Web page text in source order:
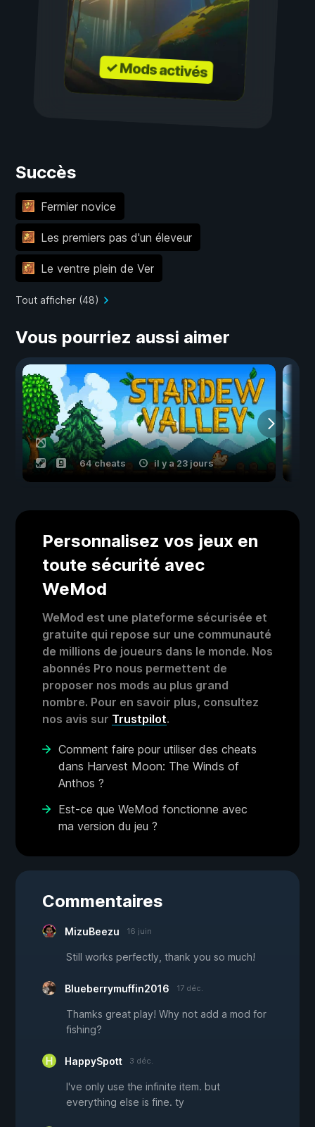
✓ Mods activés
Succès
Fermier novice
Les premiers pas d'un éleveur
Le ventre plein de Ver
Tout afficher (48)
Vous pourriez aussi aimer
64 cheats il y a 23 jours
Personnalisez vos jeux en
toute sécurité avec
WeMod
WeMod est une plateforme sécurisée et
gratuite qui repose sur une communauté
de millions de joueurs dans le monde. Nos
abonnés Pro nous permettent de
proposer nos mods au plus grand
nombre. Pour en savoir plus, consultez
nos avis sur Trustpilot.
Comment faire pour utiliser des cheats
dans Harvest Moon: The Winds of
Anthos ?
Est-ce que WeMod fonctionne avec
ma version du jeu ?
Commentaires
MizuBeezu 16 juin
Still works perfectly, thank you so much!
Blueberrymuffin2016 17 déc.
Thamks great play! Why not add a mod for
fishing?
HappySpott 3 déc.
I've only use the infinite item. but
everything else is fine. ty